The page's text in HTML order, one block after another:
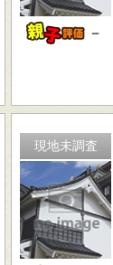
－
現地未調査